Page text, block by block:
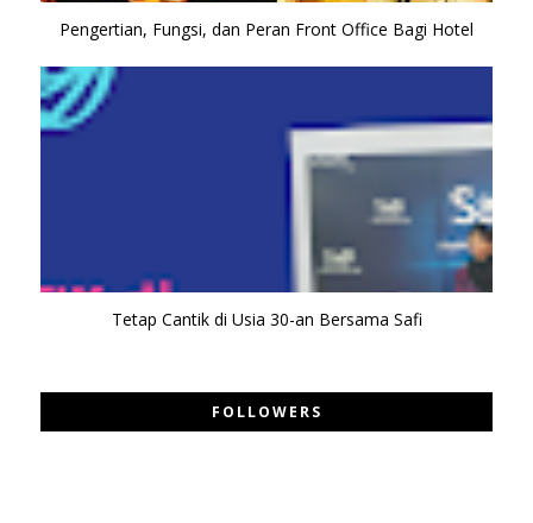
Pengertian, Fungsi, dan Peran Front Office Bagi Hotel
Tetap Cantik di Usia 30-an Bersama Safi
FOLLOWERS